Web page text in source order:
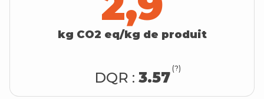
kg CO2 eq/kg de produit
DQR : 3.57
(?)